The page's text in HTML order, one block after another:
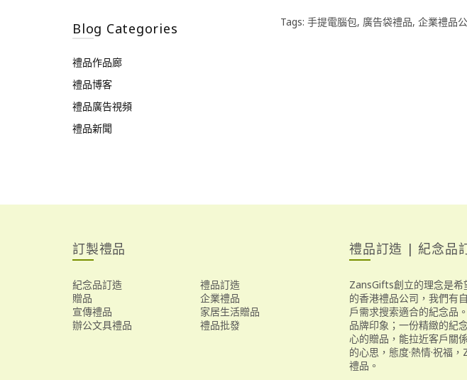
Blog Categories
禮品作品廊
禮品博客
禮品廣告視頻
禮品新聞
Tags: 手提電腦包, 廣告袋禮品, 企業禮品
訂製禮品
紀念品訂造
禮品訂造
贈品
企業禮品
宣傳禮品
家居生活贈品
辦公文具禮品
禮品批發
禮品訂造 | 紀念品
ZansGifts創立的理念是
的香港禮品公司，我們有
戶需求搜索適合的紀念品
品牌印象；一份精緻的紀
心的贈品，能拉近客戶關
的心思，態度·熱情·祝福
禮品。